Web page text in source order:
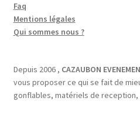
Faq
Mentions légales
Qui sommes nous ?
Depuis 2006 , CAZAUBON
vous proposer ce qui se fait de
gonflables, matériels de